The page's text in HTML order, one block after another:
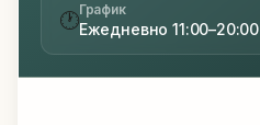
🕐График
Ежедневно 11:00–20:00